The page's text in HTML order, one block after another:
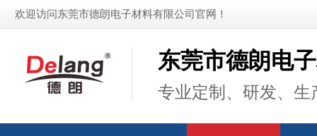
欢迎访问东莞市德朗电子材料有限公司官网！
东莞市德朗电
专业定制、研发、生